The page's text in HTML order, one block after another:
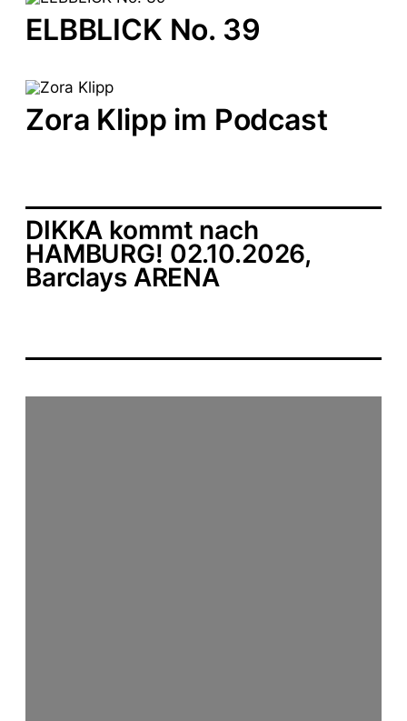
ELBBLICK No. 39
Zora Klipp im Podcast
DIKKA kommt nach
HAMBURG! 02.10.2026,
Barclays ARENA